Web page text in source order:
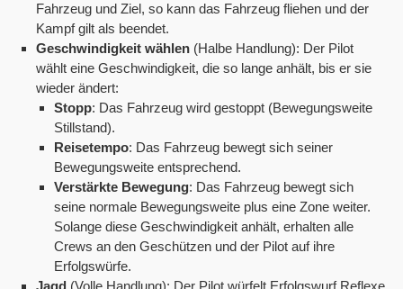
Fahrzeug und Ziel, so kann das Fahrzeug fliehen und der
Kampf gilt als beendet.
Geschwindigkeit wählen (Halbe Handlung): Der Pilot
wählt eine Geschwindigkeit, die so lange anhält, bis er sie
wieder ändert:
Stopp: Das Fahrzeug wird gestoppt (Bewegungsweite
Stillstand).
Reisetempo: Das Fahrzeug bewegt sich seiner
Bewegungsweite entsprechend.
Verstärkte Bewegung: Das Fahrzeug bewegt sich
seine normale Bewegungsweite plus eine Zone weiter.
Solange diese Geschwindigkeit anhält, erhalten alle
Crews an den Geschützen und der Pilot auf ihre
Erfolgswürfe.